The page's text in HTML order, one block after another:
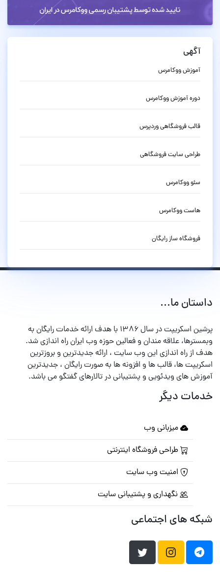
آگهی
آموزش ووکامرس
دوره آموزش ووکامرس
قالب فروشگاهی وردپرس
طراحی سایت فروشگاهی
سئو ووکامرس
هاست ووکامرس
فروشگاه ساز رایگان
داستان ما...
پرشین اسکریپت در سال ۱۳۸۶ با هدف ارائه خدمات رایگان به
وبمسترها، علاقه مندان و فعالین حوزه وب ایران راه اندازی شد.
هدف از راه اندازی این وب سایت ، ارائه جدیدترین و بروزترین
اسکریپت ها، قالب ها و افزونه ها به صورت رایگان ، جدیدترین
آموزش های ویدئویی و پشتیبانی در تالارهای گفتگو می باشد.
خدمات دیگر
میزبانی وب
طراحی فروشگاه اینترنتی
امنیت وب سایت
نگهداری و پشتیبانی سایت
شبکه های اجتماعی